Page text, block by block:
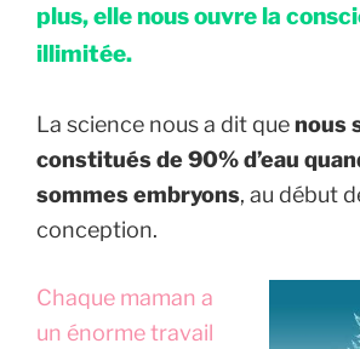
plus, elle nous ouvre la
illimitée.
La science nous a dit quenous
constitués de 90% d’eau
sommes embryons, au début
conception.
Chaque maman a
un énorme travail